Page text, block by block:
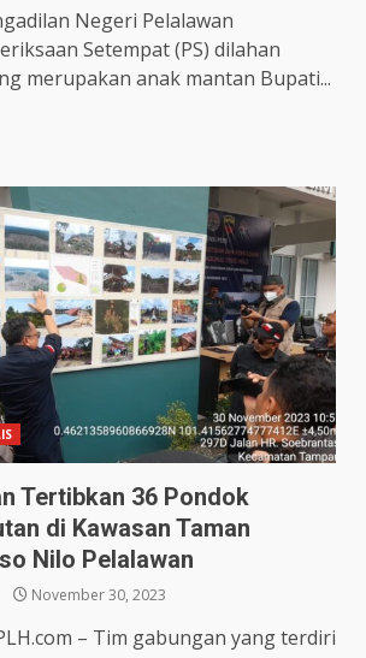
Negeri Pelalawan
Setempat (PS) dilahan
merupakan anak mantan Bupati...
Tertibkan 36 Pondok
di Kawasan Taman
Nilo Pelalawan
November 30, 2023
– Tim gabungan yang terdiri